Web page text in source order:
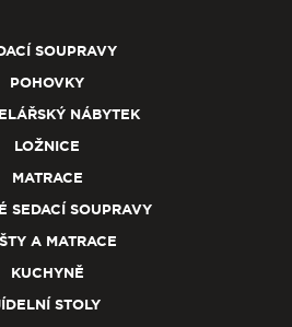
SOUPRAVY
POHOVKY
NÁBYTEK
LOŽNICE
MATRACE
SEDACÍ SOUPRAVY
A MATRACE
KUCHYNĚ
STOLY